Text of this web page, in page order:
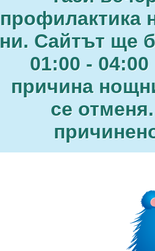
профилактика
ни. Сайтът ще
01:00 -
причина
се